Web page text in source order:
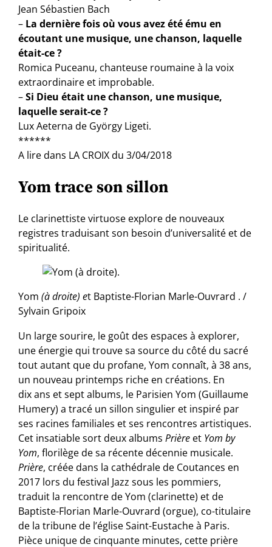
Jean Sébastien Bach
– La dernière fois où vous avez été ému en
écoutant une musique, une chanson, laquelle
était-ce ?
Romica Puceanu, chanteuse roumaine à la voix
extraordinaire et improbable.
–Si Dieu était une chanson, une musique,
laquelle serait-ce ?
Lux Aeterna de György Ligeti.
******
A lire dans LA CROIX du 3/04/2018
Yom trace son sillon
Le clarinettiste virtuose explore de nouveaux
registres traduisant son besoin d’universalité et de
spiritualité.
Yom(à droite) et Baptiste-Florian Marle-Ouvrard . /
Sylvain Gripoix
Un large sourire, le goût des espaces à explorer,
une énergie qui trouve sa source du côté du sacré
tout autant que du profane, Yom connaît, à 38 ans,
un nouveau printemps riche en créations. En
dix ans et sept albums, le Parisien Yom (Guillaume
Humery) a tracé un sillon singulier et inspiré par
ses racines familiales et ses rencontres artistiques.
Cet insatiable sort deux albumsPrière et Yom by
Yom, florilège de sa récente décennie musicale.
Prière, créée dans la cathédrale de Coutances en
2017 lors du festival Jazz sous les pommiers,
traduit la rencontre de Yom (clarinette) et de
Baptiste-Florian Marle-Ouvrard (orgue), co-titulaire
de la tribune de l’église Saint-Eustache à Paris.
Pièce unique de cinquante minutes, cette prière